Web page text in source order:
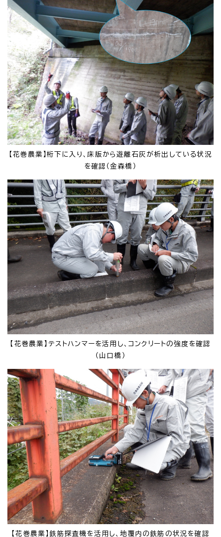
【花巻農業】桁下に入り、床版から遊離石灰が析出している状況
を確認（金森橋）
【花巻農業】テストハンマーを活用し、コンクリートの強度を確認
（山口橋）
【花巻農業】鉄筋探査機を活用し、地覆内の鉄筋の状況を確認